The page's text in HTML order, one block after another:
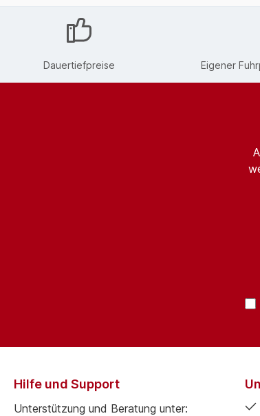
Dauertiefpreise Eigener
Hilfe und Support
Unterstützung und Beratung unter: